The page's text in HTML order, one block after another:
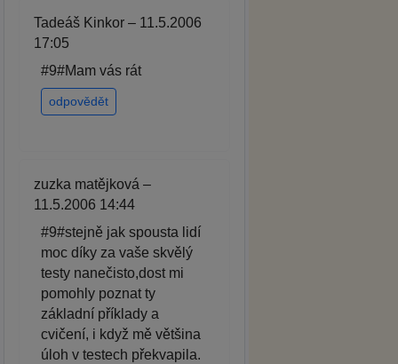
Tadeáš Kinkor – 11.5.2006
17:05
#9#Mam vás rát
odpovědět
zuzka matějková –
11.5.2006 14:44
#9#stejně jak spousta lidí
moc díky za vaše skvělý
testy nanečisto,dost mi
pomohly poznat ty
základní příklady a
cvičení, i když mě většina
úloh v testech překvapila.